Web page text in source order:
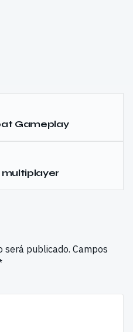
Gameplay
multiplayer
será publicado. Campos